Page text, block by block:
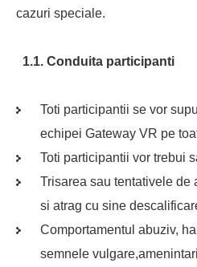
cazuri speciale.
1.1. Conduita participanti
Toti participantii se vor
echipei Gateway VR pe
Toti participantii vor trebui
Trisarea sau tentativele de
si atrag cu sine
Comportamentul abuziv,
semnele